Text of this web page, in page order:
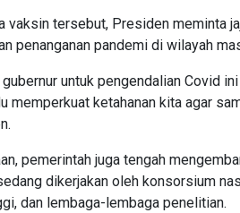
vaksin tersebut, Presiden meminta
penanganan pandemi di wilayah
gubernur untuk pengendalian Covid
memperkuat ketahanan kita agar
pemerintah juga tengah
dikerjakan oleh konsorsium
dan lembaga-lembaga penelitian.